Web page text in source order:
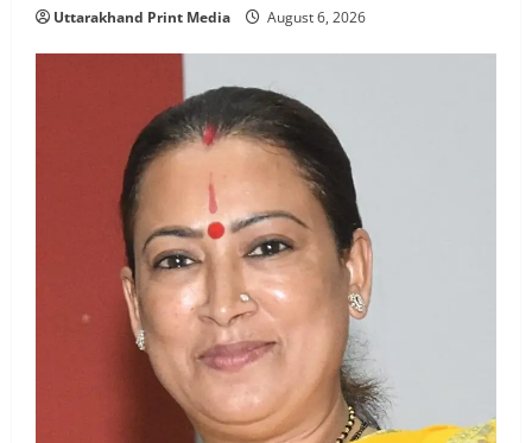
Uttarakhand Print Media August 6, 2026